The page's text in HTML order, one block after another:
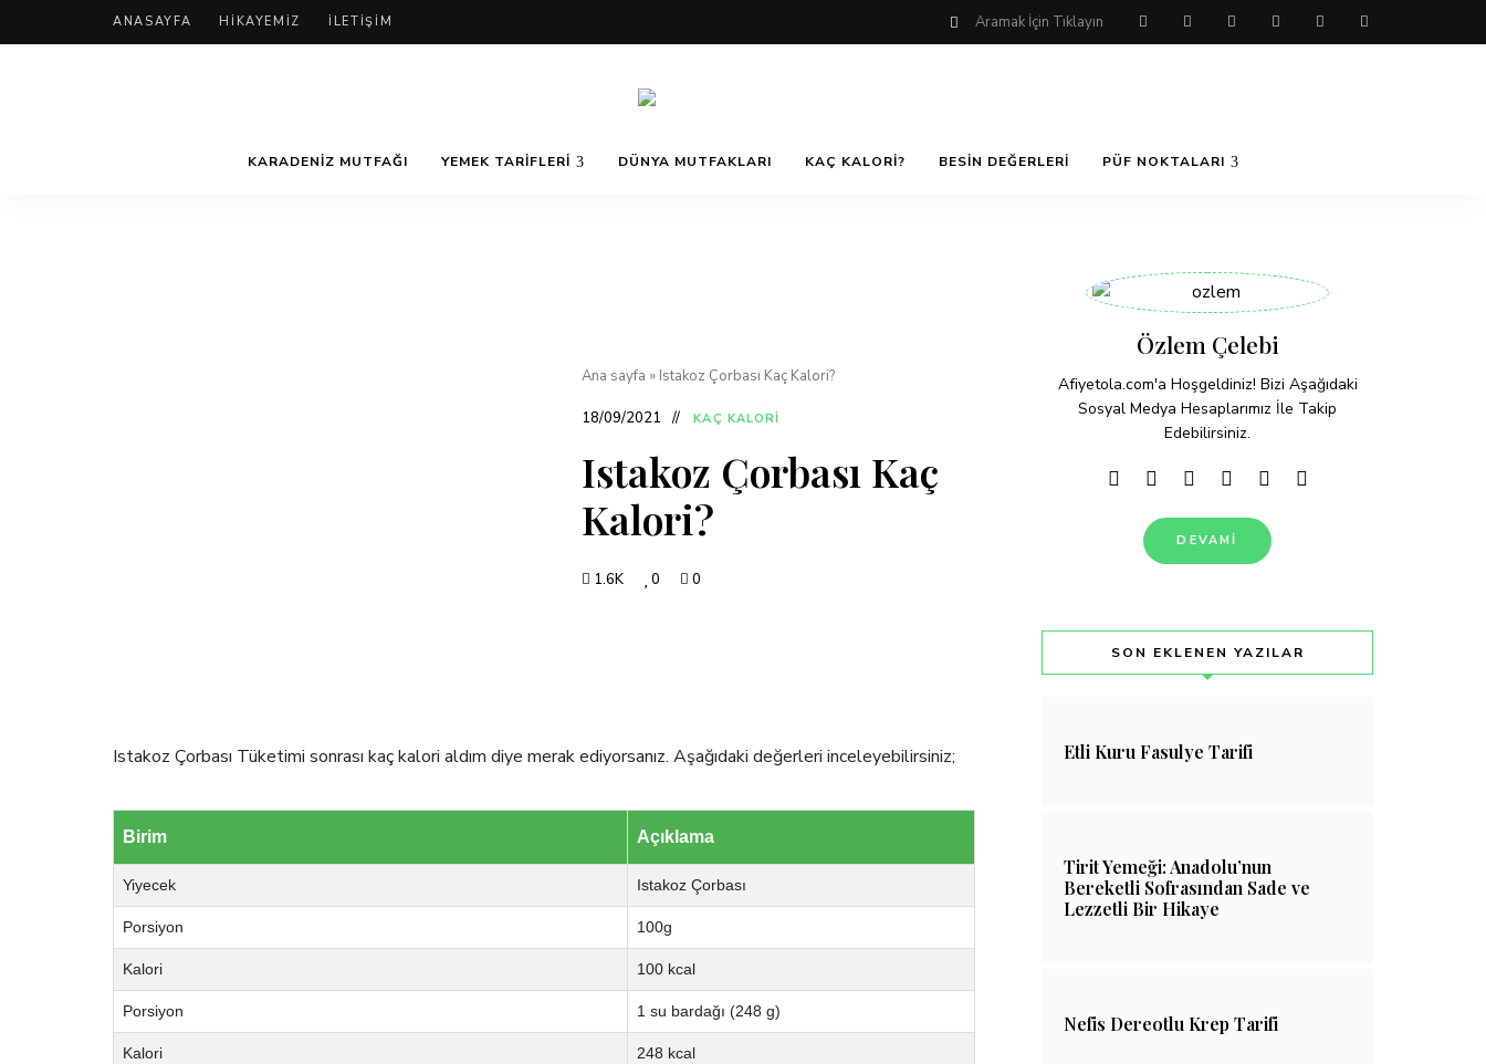
ANASAYFA HIKAYEMIZ İLETIŞIM
AfiyetOla
Yemek
Tarifleri
ve
Lezzetli,
ve
kurabiyeler
KARADENIZ MUTFAĞI YEMEK TARIFLERI DÜNYA MUTFAKLARI KAÇ KALORI? BESIN DEĞERLERI PÜF NOKTALARI
Ana sayfa » Istakoz Çorbası Kaç Kalori?
18/09/2021 KAÇ KALORI
Istakoz Çorbası Kaç
Kalori?
1.6K 0 0
Istakoz Çorbası Tüketimi sonrası kaç kalori aldım diye merak ediyorsanız. Aşağıdaki değerleri inceleyebilirsiniz;
Birim Açıklama
Yiyecek Istakoz Çorbası
Porsiyon 100g
Kalori 100 kcal
Porsiyon 1 su bardağı (248 g)
Kalori 248 kcal
Özlem Çelebi
Afiyetola.com'a Hoşgeldiniz! Bizi Aşağıdaki
Sosyal Medya Hesaplarımız İle Takip
Edebilirsiniz.
DEVAMI
SON EKLENEN YAZILAR
Etli Kuru Fasulye Tarifi
Tirit Yemeği: Anadolu’nun
Bereketli Sofrasından Sade ve
Lezzetli Bir Hikaye
Nefis Dereotlu Krep Tarifi